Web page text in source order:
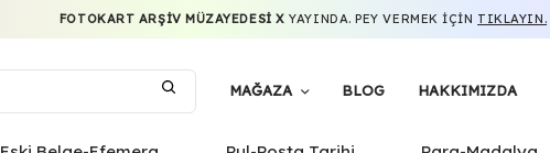
FOTOKART ARŞIV MÜZAYEDESI X YAYINDA. PEY VERMEK IÇIN TIKLAYIN.
MAĞAZA BLOG HAKKIMIZDA